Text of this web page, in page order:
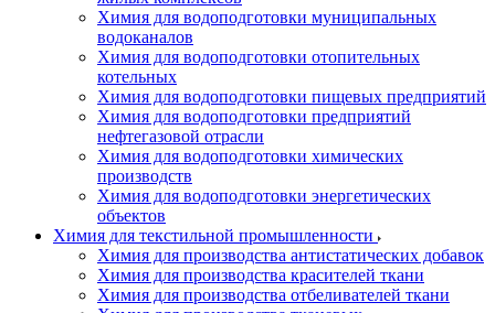
Химия для водоподготовки муниципальных
водоканалов
Химия для водоподготовки отопительных
котельных
Химия для водоподготовки пищевых предприятий
Химия для водоподготовки предприятий
нефтегазовой отрасли
Химия для водоподготовки химических
производств
Химия для водоподготовки энергетических
объектов
Химия для текстильной промышленности
Химия для производства антистатических добавок
Химия для производства красителей ткани
Химия для производства отбеливателей ткани